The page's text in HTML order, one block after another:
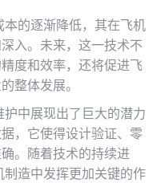
的逐渐降低，其在飞机
入。未来，这一技术不
度和效率，还将促进飞
整体发展。
中展现出了巨大的潜力
，它使得设计验证、零
。随着技术的持续进
造中发挥更加关键的作